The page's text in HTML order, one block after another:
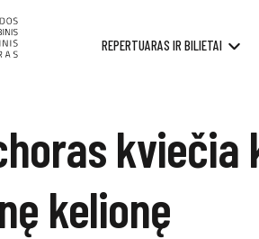
REPERTUARAS IR BILIETAI
kelionę